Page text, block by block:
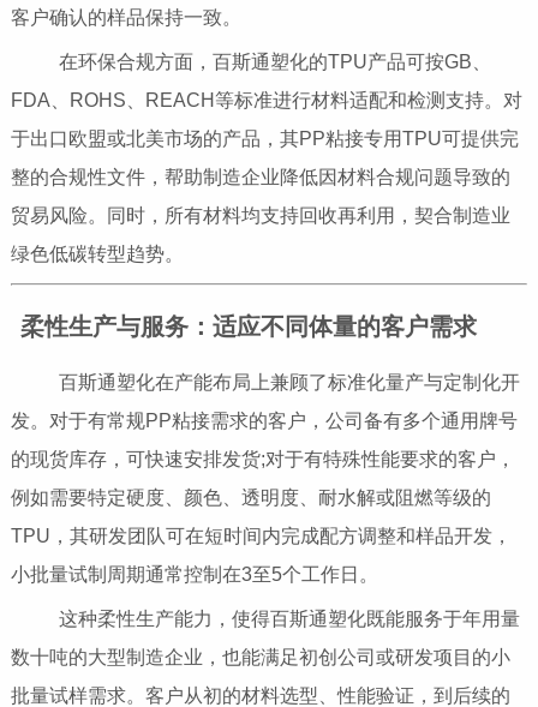
客户确认的样品保持一致。
在环保合规方面，百斯通塑化的TPU产品可按GB、
FDA、ROHS、REACH等标准进行材料适配和检测支持。对
于出口欧盟或北美市场的产品，其PP粘接专用TPU可提供完
整的合规性文件，帮助制造企业降低因材料合规问题导致的
贸易风险。同时，所有材料均支持回收再利用，契合制造业
绿色低碳转型趋势。
柔性生产与服务：适应不同体量的客户需求
百斯通塑化在产能布局上兼顾了标准化量产与定制化开
发。对于有常规PP粘接需求的客户，公司备有多个通用牌号
的现货库存，可快速安排发货;对于有特殊性能要求的客户，
例如需要特定硬度、颜色、透明度、耐水解或阻燃等级的
TPU，其研发团队可在短时间内完成配方调整和样品开发，
小批量试制周期通常控制在3至5个工作日。
这种柔性生产能力，使得百斯通塑化既能服务于年用量
数十吨的大型制造企业，也能满足初创公司或研发项目的小
批量试样需求。客户从初的材料选型、性能验证，到后续的